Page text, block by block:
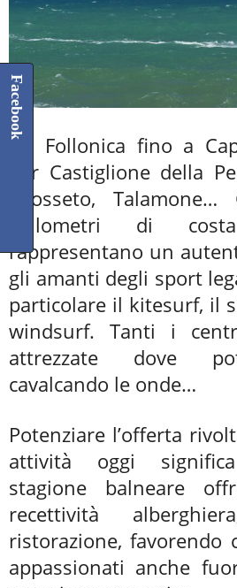
Da Follonica fino a
per Castiglione della
Grosseto,
chilometri di
rappresentano un
gli amanti degli sport
particolare il kitesurf, il
windsurf. Tanti i
attrezzate dove
cavalcando le onde…
Potenziare l’offerta
attività oggi
stagione balneare
recettività
ristorazione, favorendo
appassionati anche
Facebook